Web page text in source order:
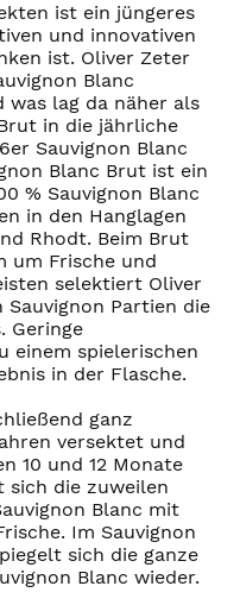
ist ein jüngeres
und innovativen
ist. Oliver Zeter
Blanc
was lag da näher als
in die jährliche
Sauvignon Blanc
Blanc Brut ist ein
% Sauvignon Blanc
in den Hanglagen
Rhodt. Beim Brut
um Frische und
selektiert Oliver
Partien die
Geringe
einem spielerischen
in der Flasche.
ganz
versektet und
10 und 12 Monate
sich die zuweilen
Blanc mit
Im Sauvignon
sich die ganze
Blanc wieder.